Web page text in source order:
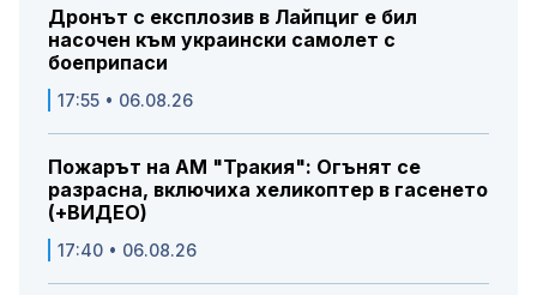
Дронът с експлозив в Лайпциг е бил
насочен към украински самолет с
боеприпаси
17:55 • 06.08.26
Пожарът на АМ "Тракия": Огънят се
разрасна, включиха хеликоптер в гасенето
(+ВИДЕО)
17:40 • 06.08.26